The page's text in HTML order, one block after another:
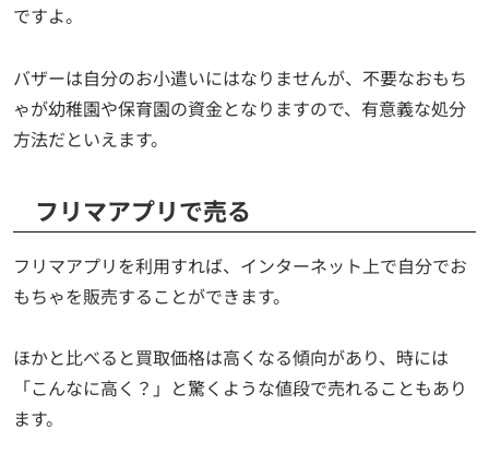
ですよ。
バザーは自分のお小遣いにはなりませんが、不要なおもち
ゃが幼稚園や保育園の資金となりますので、有意義な処分
方法だといえます。
フリマアプリで売る
フリマアプリを利用すれば、インターネット上で自分でお
もちゃを販売することができます。
ほかと比べると買取価格は高くなる傾向があり、時には
「こんなに高く？」と驚くような値段で売れることもあり
ます。